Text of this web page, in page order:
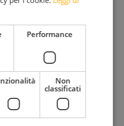
bellezza da condividere insieme
Performance
Non
classificati